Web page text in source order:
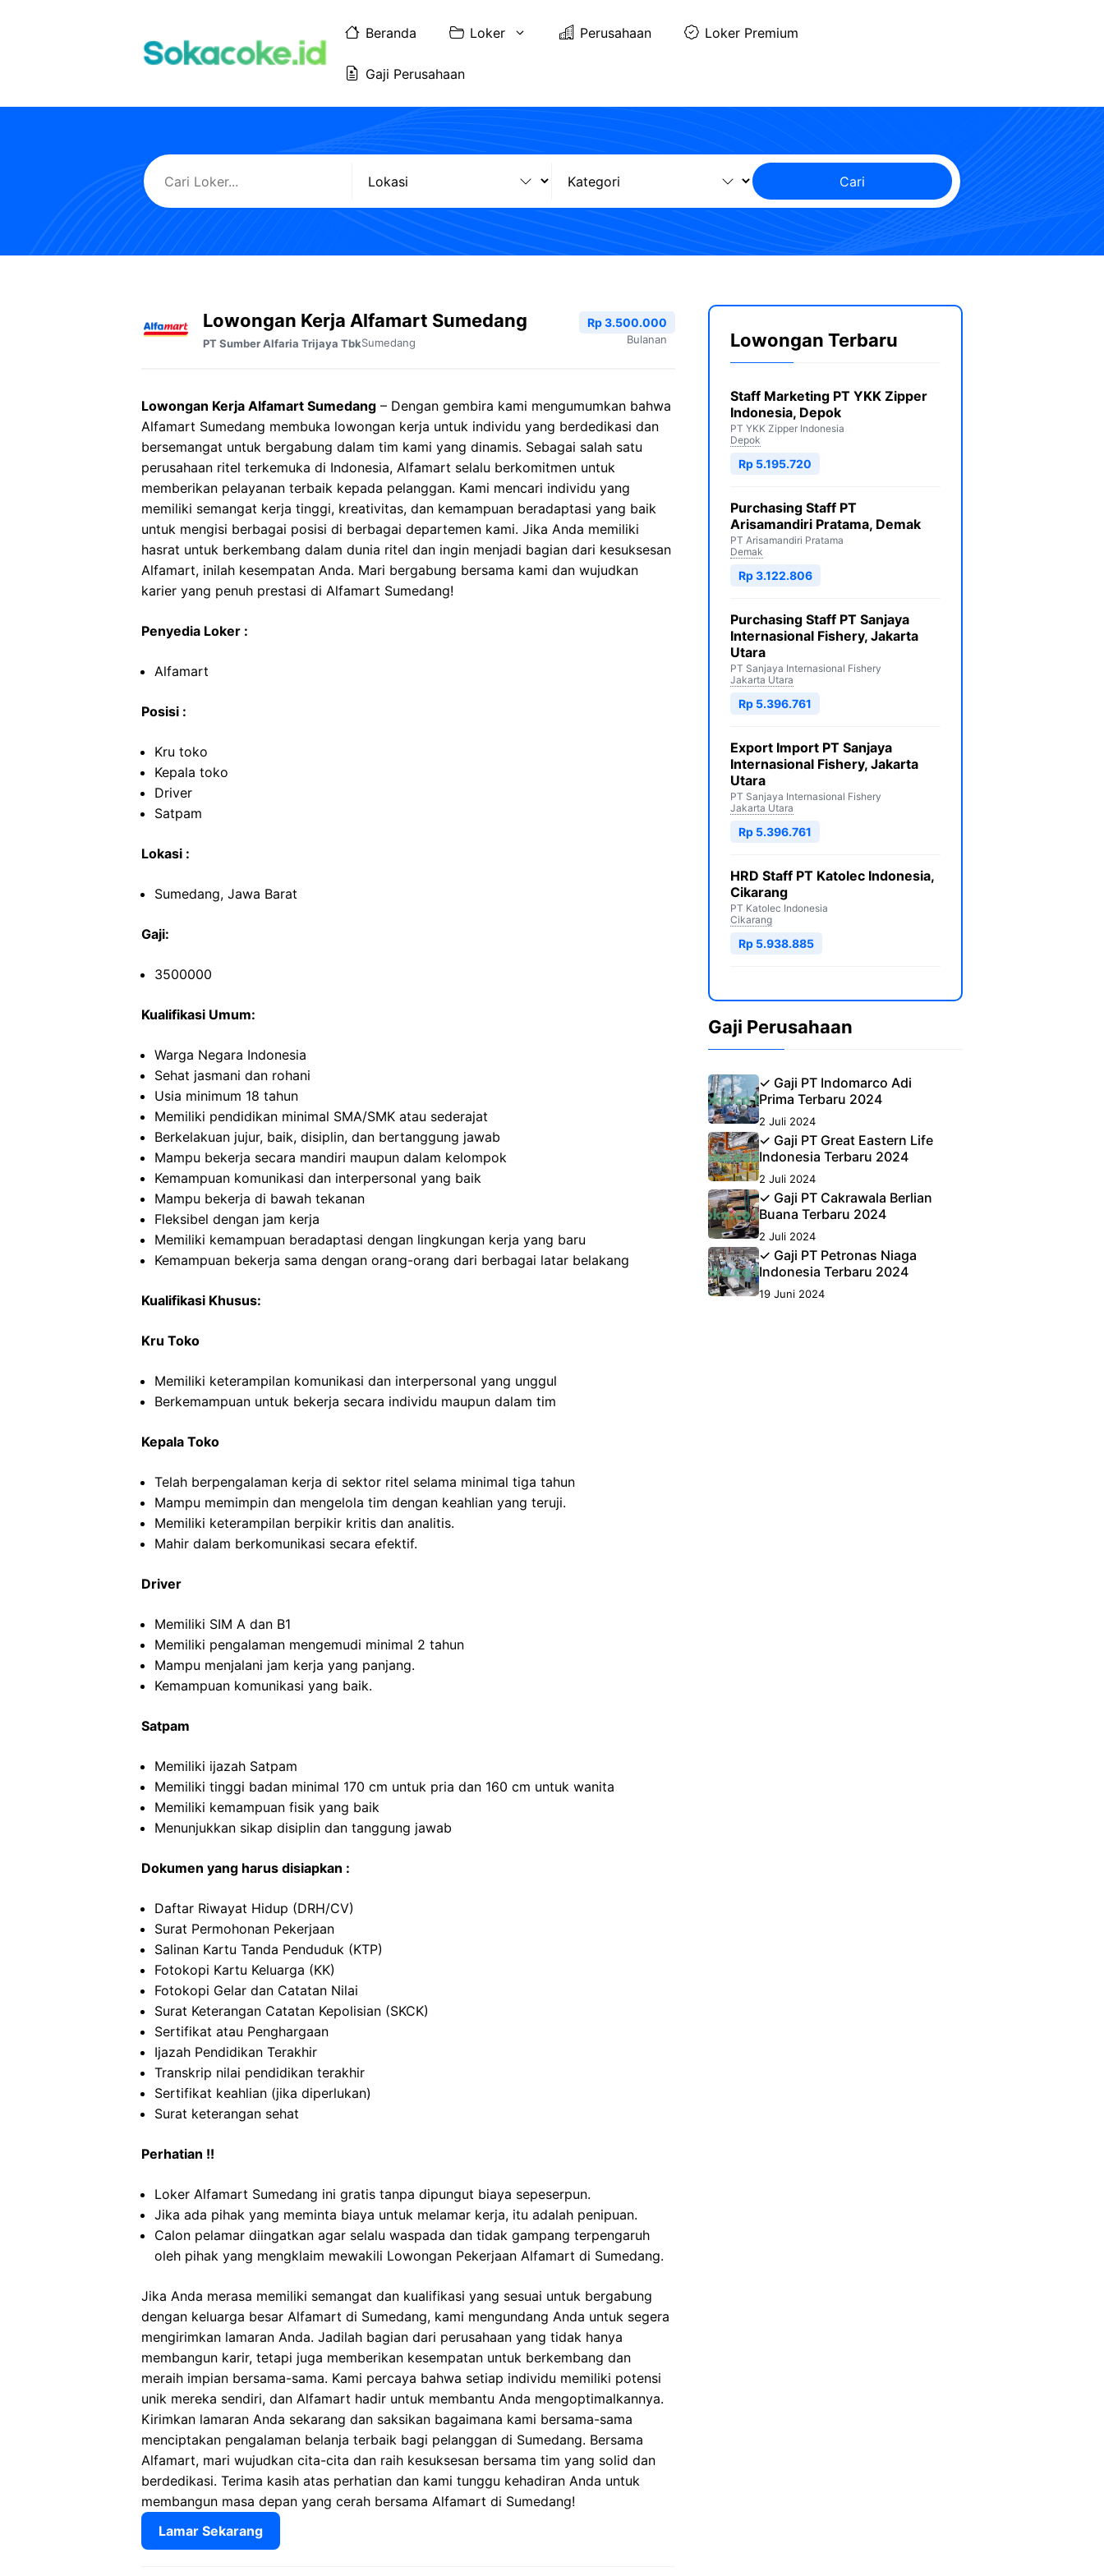
Beranda Loker Perusahaan Loker Premium
Gaji Perusahaan
Cari
Lowongan Kerja Alfamart Sumedang
PT Sumber Alfaria Trijaya TbkSumedang
Rp 3.500.000
Bulanan
Lowongan Kerja Alfamart Sumedang – Dengan gembira kami mengumumkan bahwa
Alfamart Sumedang membuka lowongan kerja untuk individu yang berdedikasi dan
bersemangat untuk bergabung dalam tim kami yang dinamis. Sebagai salah satu
perusahaan ritel terkemuka di Indonesia, Alfamart selalu berkomitmen untuk
memberikan pelayanan terbaik kepada pelanggan. Kami mencari individu yang
memiliki semangat kerja tinggi, kreativitas, dan kemampuan beradaptasi yang baik
untuk mengisi berbagai posisi di berbagai departemen kami. Jika Anda memiliki
hasrat untuk berkembang dalam dunia ritel dan ingin menjadi bagian dari kesuksesan
Alfamart, inilah kesempatan Anda. Mari bergabung bersama kami dan wujudkan
karier yang penuh prestasi di Alfamart Sumedang!
Penyedia Loker :
Alfamart
Posisi :
Kru toko
Kepala toko
Driver
Satpam
Lokasi :
Sumedang, Jawa Barat
Gaji:
3500000
Kualifikasi Umum:
Warga Negara Indonesia
Sehat jasmani dan rohani
Usia minimum 18 tahun
Memiliki pendidikan minimal SMA/SMK atau sederajat
Berkelakuan jujur, baik, disiplin, dan bertanggung jawab
Mampu bekerja secara mandiri maupun dalam kelompok
Kemampuan komunikasi dan interpersonal yang baik
Mampu bekerja di bawah tekanan
Fleksibel dengan jam kerja
Memiliki kemampuan beradaptasi dengan lingkungan kerja yang baru
Kemampuan bekerja sama dengan orang-orang dari berbagai latar belakang
Kualifikasi Khusus:
Kru Toko
Memiliki keterampilan komunikasi dan interpersonal yang unggul
Berkemampuan untuk bekerja secara individu maupun dalam tim
Kepala Toko
Telah berpengalaman kerja di sektor ritel selama minimal tiga tahun
Mampu memimpin dan mengelola tim dengan keahlian yang teruji.
Memiliki keterampilan berpikir kritis dan analitis.
Mahir dalam berkomunikasi secara efektif.
Driver
Memiliki SIM A dan B1
Memiliki pengalaman mengemudi minimal 2 tahun
Mampu menjalani jam kerja yang panjang.
Kemampuan komunikasi yang baik.
Satpam
Memiliki ijazah Satpam
Memiliki tinggi badan minimal 170 cm untuk pria dan 160 cm untuk wanita
Memiliki kemampuan fisik yang baik
Menunjukkan sikap disiplin dan tanggung jawab
Dokumen yang harus disiapkan :
Daftar Riwayat Hidup (DRH/CV)
Surat Permohonan Pekerjaan
Salinan Kartu Tanda Penduduk (KTP)
Fotokopi Kartu Keluarga (KK)
Fotokopi Gelar dan Catatan Nilai
Surat Keterangan Catatan Kepolisian (SKCK)
Sertifikat atau Penghargaan
Ijazah Pendidikan Terakhir
Transkrip nilai pendidikan terakhir
Sertifikat keahlian (jika diperlukan)
Surat keterangan sehat
Perhatian !!
Loker Alfamart Sumedang ini gratis tanpa dipungut biaya sepeserpun.
Jika ada pihak yang meminta biaya untuk melamar kerja, itu adalah penipuan.
Calon pelamar diingatkan agar selalu waspada dan tidak gampang terpengaruh
oleh pihak yang mengklaim mewakili Lowongan Pekerjaan Alfamart di Sumedang.
Jika Anda merasa memiliki semangat dan kualifikasi yang sesuai untuk bergabung
dengan keluarga besar Alfamart di Sumedang, kami mengundang Anda untuk segera
mengirimkan lamaran Anda. Jadilah bagian dari perusahaan yang tidak hanya
membangun karir, tetapi juga memberikan kesempatan untuk berkembang dan
meraih impian bersama-sama. Kami percaya bahwa setiap individu memiliki potensi
unik mereka sendiri, dan Alfamart hadir untuk membantu Anda mengoptimalkannya.
Kirimkan lamaran Anda sekarang dan saksikan bagaimana kami bersama-sama
menciptakan pengalaman belanja terbaik bagi pelanggan di Sumedang. Bersama
Alfamart, mari wujudkan cita-cita dan raih kesuksesan bersama tim yang solid dan
berdedikasi. Terima kasih atas perhatian dan kami tunggu kehadiran Anda untuk
membangun masa depan yang cerah bersama Alfamart di Sumedang!
Lamar Sekarang
Lowongan Terbaru
Staff Marketing PT YKK Zipper
Indonesia, Depok
PT YKK Zipper Indonesia
Depok
Rp 5.195.720
Purchasing Staff PT
Arisamandiri Pratama, Demak
PT Arisamandiri Pratama
Demak
Rp 3.122.806
Purchasing Staff PT Sanjaya
Internasional Fishery, Jakarta
Utara
PT Sanjaya Internasional Fishery
Jakarta Utara
Rp 5.396.761
Export Import PT Sanjaya
Internasional Fishery, Jakarta
Utara
PT Sanjaya Internasional Fishery
Jakarta Utara
Rp 5.396.761
HRD Staff PT Katolec Indonesia,
Cikarang
PT Katolec Indonesia
Cikarang
Rp 5.938.885
Gaji Perusahaan
✓ Gaji PT Indomarco Adi
Prima Terbaru 2024
2 Juli 2024
✓ Gaji PT Great Eastern Life
Indonesia Terbaru 2024
2 Juli 2024
✓ Gaji PT Cakrawala Berlian
Buana Terbaru 2024
2 Juli 2024
✓ Gaji PT Petronas Niaga
Indonesia Terbaru 2024
19 Juni 2024